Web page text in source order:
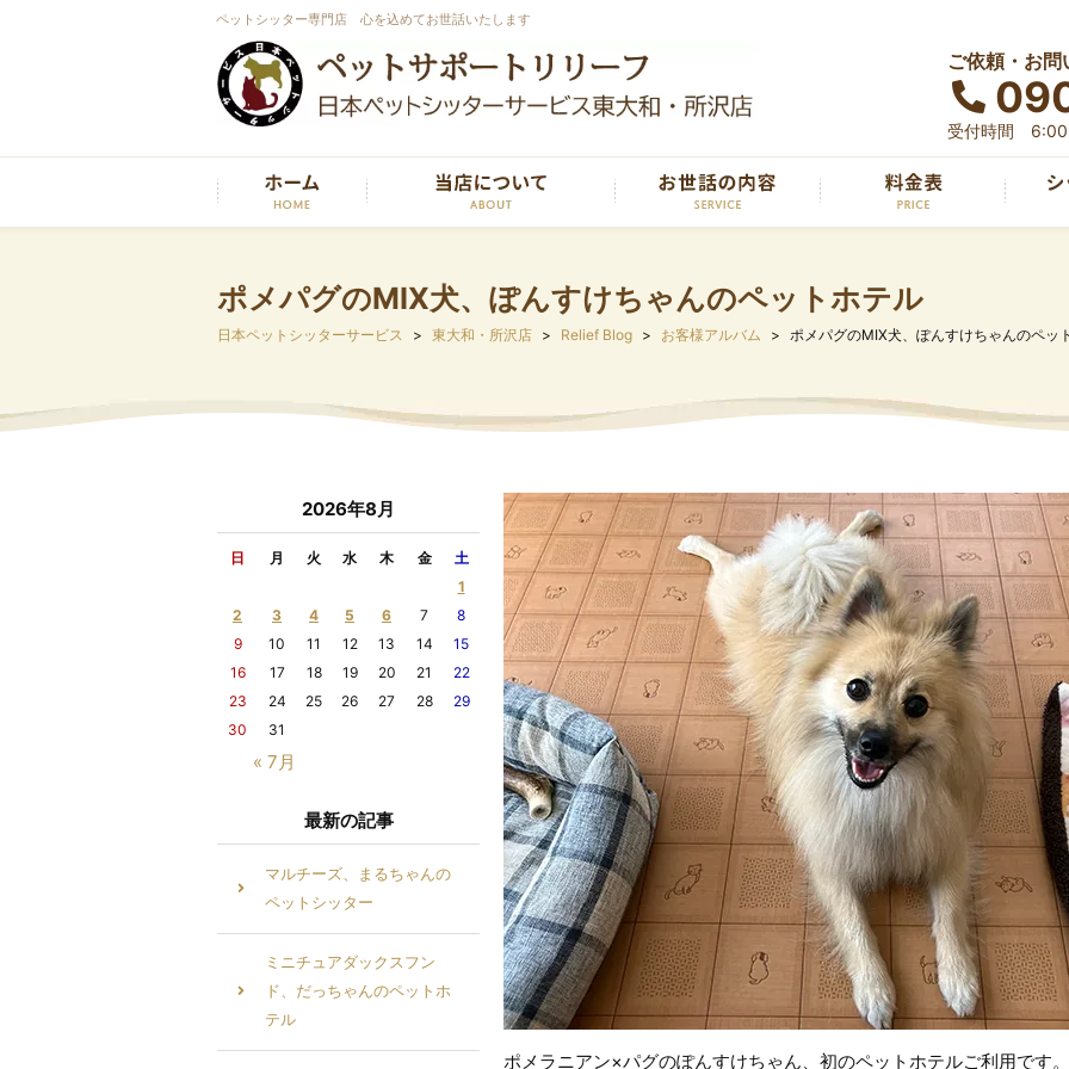
ペットシッター専門店 心を込めてお世話いたします
ご依頼・お問
受付時間 6:00
ポメパグのMIX犬、ぽんすけちゃんのペットホテル
日本ペットシッターサービス 東大和・所沢店 Relief Blog お客様アルバム ポメパグのMIX犬、ぽんすけちゃんのペッ
ポメラニアン×パグのぽんすけちゃん、初のペットホテルご利用です。
2026年8月
日 月 火 水 木 金 土
« 7月
1
2
3 4 5 6 7
8
9
10 11 12 13 14
15
16
17 18 19 20 21
22
23
24 25 26 27 28
29
30
31
最新の記事
マルチーズ、まるちゃんの
ペットシッター
ミニチュアダックスフン
ド、だっちゃんのペットホ
テル